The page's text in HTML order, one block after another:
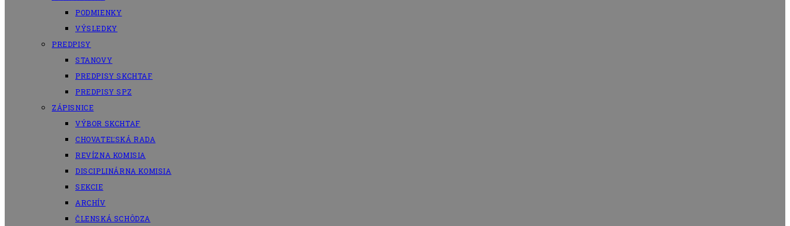
PODMIENKY
VÝSLEDKY
PREDPISY
STANOVY
PREDPISY SKCHTAF
PREDPISY SPZ
ZÁPISNICE
VÝBOR SKCHTAF
CHOVATEĽSKÁ RADA
REVÍZNA KOMISIA
DISCIPLINÁRNA KOMISIA
SEKCIE
ARCHÍV
ČLENSKÁ SCHÔDZA